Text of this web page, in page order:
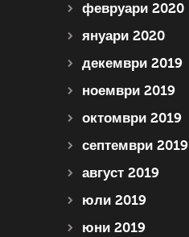
февруари 2020
януари 2020
декември 2019
ноември 2019
октомври 2019
септември 2019
август 2019
юли 2019
юни 2019